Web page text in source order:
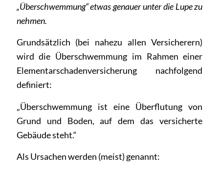
„Überschwemmung“ etwas genauer unter die Lupe zu
nehmen.
Grundsätzlich (bei nahezu allen Versicherern)
wird die Überschwemmung im Rahmen einer
Elementarschadenversicherung nachfolgend
definiert:
„Überschwemmung ist eine Überflutung von
Grund und Boden, auf dem das versicherte
Gebäude steht.“
Als Ursachen werden (meist) genannt: